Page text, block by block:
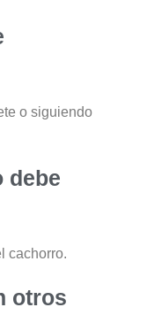
o siguiendo
debe
cachorro.
otros